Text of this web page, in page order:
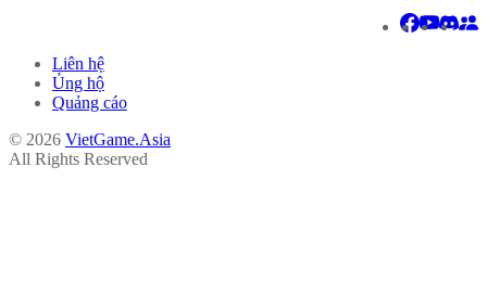
Liên hệ
Ủng hộ
Quảng cáo
© 2026 VietGame.Asia
All Rights Reserved